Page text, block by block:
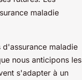
maladie
maladie
nous anticipons les
s'adapter à un